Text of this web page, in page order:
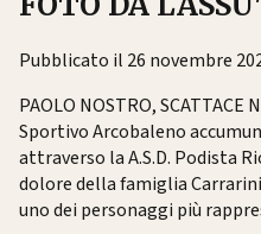
Pubblicato il 26 novembre
PAOLO NOSTRO, SCATTACE
Sportivo Arcobaleno
attraverso la A.S.D. Podista
dolore della famiglia
uno dei personaggi più